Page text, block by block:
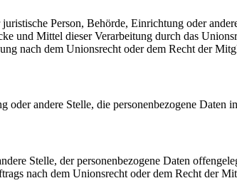
Person, Behörde, Einrichtung oder
und Mittel dieser Verarbeitung durch das
nach dem Unionsrecht oder dem Recht der
andere Stelle, die personenbezogene Daten
Stelle, der personenbezogene Daten
nach dem Unionsrecht oder dem Recht der